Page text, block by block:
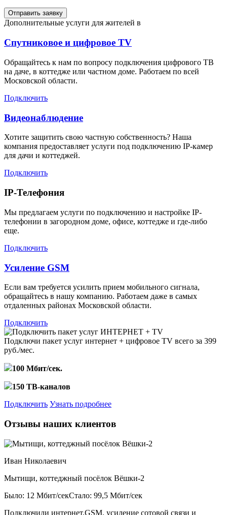
Отправить заявку
Дополнительные услуги для жителей в
Спутниковое и цифровое TV
Обращайтесь к нам по вопросу подключения цифрового ТВ
на даче, в коттедже или частном доме. Работаем по всей
Московской области.
Подключить
Видеонаблюдение
Хотите защитить свою частную собственность? Наша
компания предоставляет услуги под подключению IP-камер
для дачи и коттеджей.
Подключить
IP-Телефония
Мы предлагаем услуги по подключению и настройке IP-
телефонии в загородном доме, офисе, коттедже и где-либо
еще.
Подключить
Усиление GSM
Если вам требуется усилить прием мобильного сигнала,
обращайтесь в нашу компанию. Работаем даже в самых
отдаленных районах Московской области.
Подключить
Подключи пакет услуг интернет + цифровое TV всего за 399
руб./мес.
100 Мбит/сек.
150 ТВ-каналов
Подключить Узнать подробнее
Отзывы наших клиентов
Иван Николаевич
Мытищи, коттеджный посёлок Вёшки-2
Было: 12 Мбит/секСтало: 99,5 Мбит/сек
Подключили интернет,GSM, усиление сотовой связи и